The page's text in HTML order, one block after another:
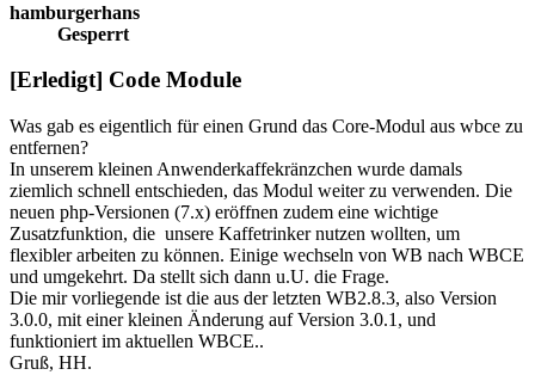
hamburgerhans
Gesperrt
[Erledigt] Code Module
Was gab es eigentlich für einen Grund das Core-Modul aus wbce zu
entfernen?
In unserem kleinen Anwenderkaffekränzchen wurde damals
ziemlich schnell entschieden, das Modul weiter zu verwenden. Die
neuen php-Versionen (7.x) eröffnen zudem eine wichtige
Zusatzfunktion, die unsere Kaffetrinker nutzen wollten, um
flexibler arbeiten zu können. Einige wechseln von WB nach WBCE
und umgekehrt. Da stellt sich dann u.U. die Frage.
Die mir vorliegende ist die aus der letzten WB2.8.3, also Version
3.0.0, mit einer kleinen Änderung auf Version 3.0.1, und
funktioniert im aktuellen WBCE..
Gruß, HH.